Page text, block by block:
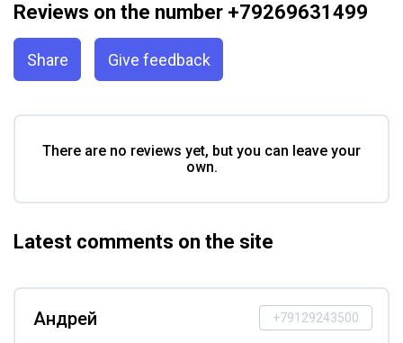
Reviews on the number +79269631499
Share Give feedback
There are no reviews yet, but you can leave your
own.
Latest comments on the site
+79129243500
Андрей